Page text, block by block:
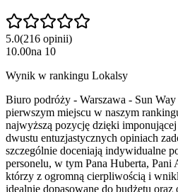
5.0(216 opinii)
10.00na 10
Wynik w rankingu Lokalsy
Biuro podróży - Warszawa - Sun
pierwszym miejscu w naszym
najwyższą pozycję dzięki
dwustu entuzjastycznych opiniach
szczególnie doceniają indywidualne
personelu, w tym Pana Huberta, Pani
którzy z ogromną cierpliwością i
idealnie dopasowane do budżetu